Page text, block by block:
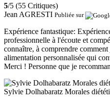
5/5 (55 Critiques)
Jean AGRESTI Publiée sur
Expérience fantastique:
professionnelle à l'écoute et
connaître, à comprendre
alimentation personnalisée qui
Merci ! Personne que je
Sylvie Dolhabaratz Morales